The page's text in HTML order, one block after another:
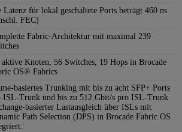
Latenz für lokal geschaltete Ports beträgt 460 ns
FEC)
Fabric-Architektur mit maximal 239
Knoten, 56 Switches, 19 Hops in Brocade
OS® Fabrics
basiertes Trunking mit bis zu acht SFP+ Ports
ISL-Trunk und bis zu 512 Gbit/s pro ISL-Trunk.
basierter Lastausgleich über ISLs mit
Path Selection (DPS) in Brocade Fabric OS